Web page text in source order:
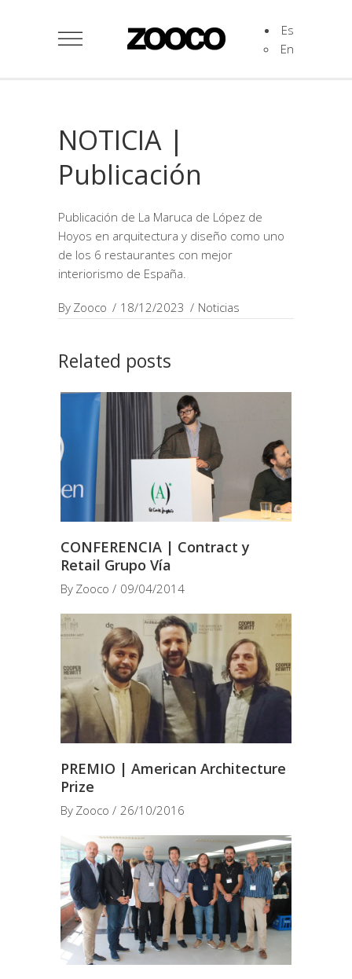
Es
En
NOTICIA |
Publicación
Publicación de La Maruca de López de
Hoyos en arquitectura y diseño como uno
de los 6 restaurantes con mejor
interiorismo de España.
By Zooco 18/12/2023 Noticias
Related posts
CONFERENCIA | Contract y
Retail Grupo Vía
By Zooco 09/04/2014
PREMIO | American Architecture
Prize
By Zooco 26/10/2016